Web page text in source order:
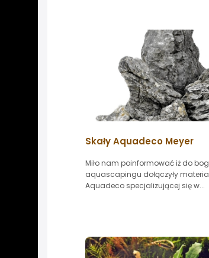
Skały Aquadeco Meyer
Miło nam poinformować iż do
aquascapingu dołączyły
Aquadeco specjalizującej się w...